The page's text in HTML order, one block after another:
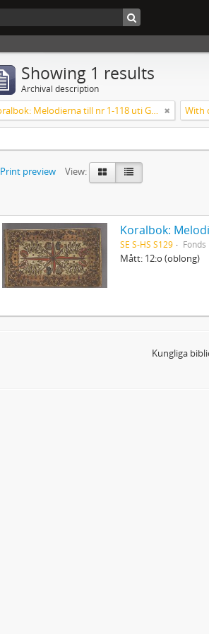
Showing 1 results
Archival description
Koralbok: Melodierna till nr 1-118 uti Gamla Psalmboken, enstämmigt satta With
Print preview
View:
Koralbok:
SE S-HS S129 Fonds
Mått: 12:o (oblong)
Kungliga